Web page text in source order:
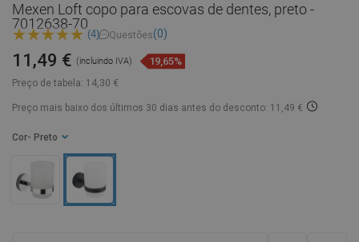
Mexen Loft copo para escovas de dentes, preto -
7012638-70
(4) Questões(0)
Preço de tabela: 14,30 €
11,49 € (incluindo IVA) 19,65%
Preço mais baixo dos últimos 30 dias antes do desconto: 11,49 €
Cor - Preto